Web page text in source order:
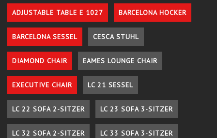
ADJUSTABLE TABLE E 1027 BARCELONA HOCKER
BARCELONA SESSEL CESCA STUHL
DIAMOND CHAIR EAMES LOUNGE CHAIR
EXECUTIVE CHAIR LC 21 SESSEL
LC 22 SOFA 2-SITZER LC 23 SOFA 3-SITZER
LC 32 SOFA 2-SITZER LC 33 SOFA 3-SITZER